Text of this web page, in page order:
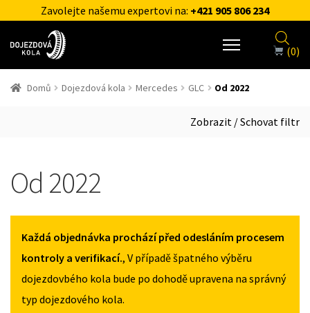
Zavolejte našemu expertovi na: +421 905 806 234
(0)
Domů Dojezdová kola Mercedes GLC Od 2022
Zobrazit / Schovat filtr
Od 2022
Každá objednávka prochází před odesláním procesem
kontroly a verifikací., V případě špatného výběru
dojezdovbého kola bude po dohodě upravena na správný
typ dojezdového kola.